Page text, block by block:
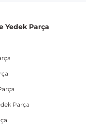
Yedek Parça
Parça